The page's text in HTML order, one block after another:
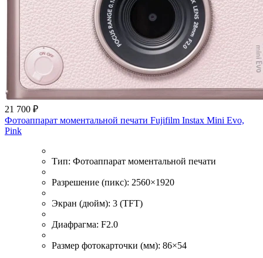
21 700 ₽
Фотоаппарат моментальной печати Fujifilm Instax Mini Evo,
Pink
Тип: Фотоаппарат моментальной печати
Разрешение (пикс): 2560×1920
Экран (дюйм): 3 (TFT)
Диафрагма: F2.0
Размер фотокарточки (мм): 86×54